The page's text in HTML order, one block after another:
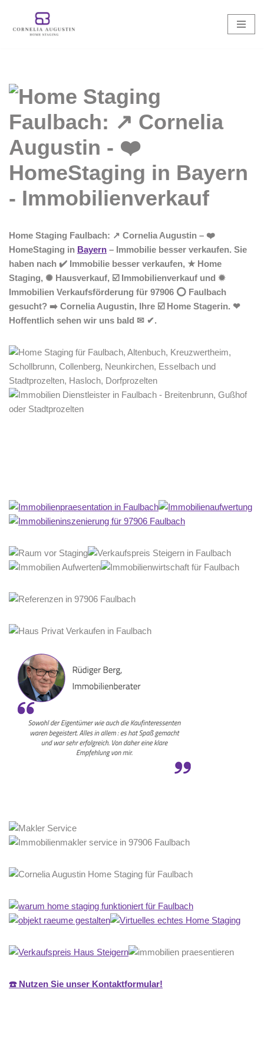
Zum
Home Staging Faulbach: ↗️ Cornelia Augustin – ❤️
HomeStaging in Bayern – Immobilie besser verkaufen. Sie
haben nach ✔️ Immobilie besser verkaufen, ★ Home
Staging, ✺ Hausverkauf, ☑️ Immobilienverkauf und ✹
Immobilien Verkaufsförderung für 97906 ⭕ Faulbach
gesucht? ➡️ Cornelia Augustin, Ihre ☑️ Home Stagerin. ❤
Hoffentlich sehen wir uns bald ✉ ✔.
☎️ Nutzen Sie unser Kontaktformular!